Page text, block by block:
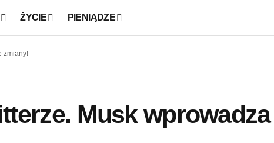
ŻYCIE PIENIĄDZE
zmiany!
Musk wprowadza